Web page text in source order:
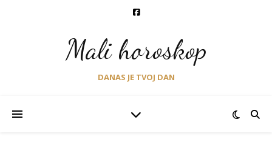
Mali horoskop
DANAS JE TVOJ DAN